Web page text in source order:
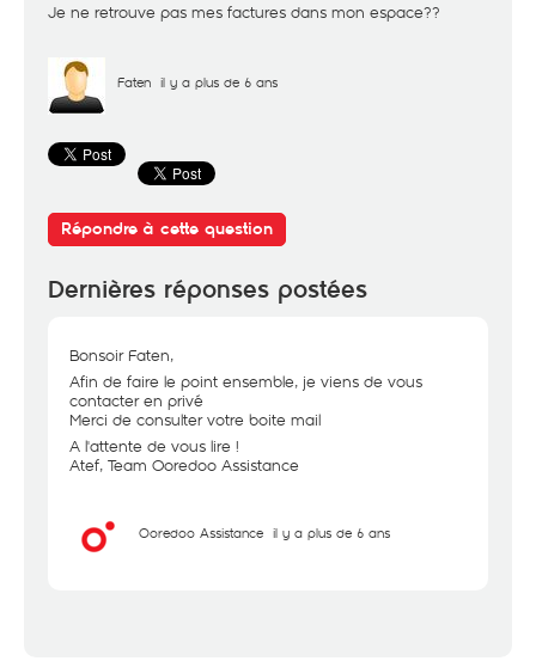
Je ne retrouve pas mes factures dans mon espace??
Faten il y a plus de 6 ans
Répondre à cette question
Dernières réponses postées
Bonsoir Faten,
Afin de faire le point ensemble, je viens de vous
contacter en privé
Merci de consulter votre boite mail
A l'attente de vous lire !
Atef, Team Ooredoo Assistance
Ooredoo Assistance il y a plus de 6 ans